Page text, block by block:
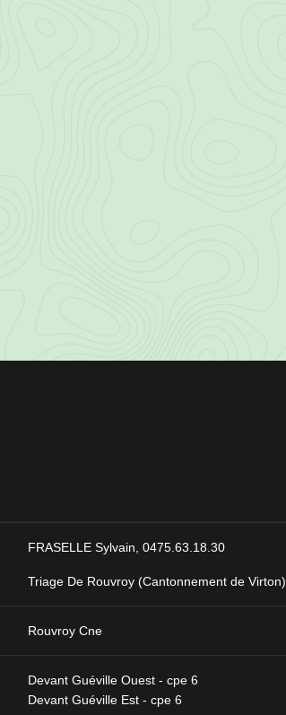
FRASELLE Sylvain,0475.63.18.30
Triage De Rouvroy (Cantonnement de Virton)
Rouvroy Cne
Devant Guéville Ouest - cpe 6
Devant Guéville Est - cpe 6